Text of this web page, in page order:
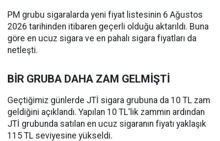
PM grubu sigaralarda yeni fiyat listesinin 6 Ağustos
2026 tarihinden itibaren geçerli olduğu aktarıldı. Buna
göre en ucuz sigara ve en pahalı sigara fiyatları da
netleşti.
BİR GRUBA DAHA ZAM GELMİŞTİ
Geçtiğimiz günlerde JTİ sigara grubuna da 10 TL zam
geldiğini açıklandı. Yapılan 10 TL'lik zammın ardından
JTİ grubunda satılan en ucuz sigaranın fiyatı yaklaşık
115 TL seviyesine yükseldi.